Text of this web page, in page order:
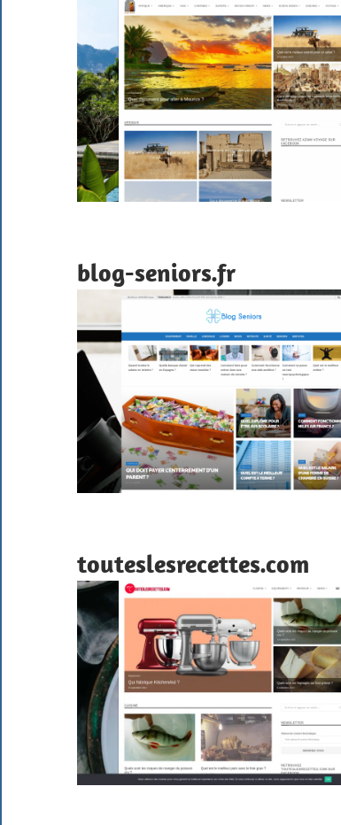
blog-seniors.fr
touteslesrecettes.com